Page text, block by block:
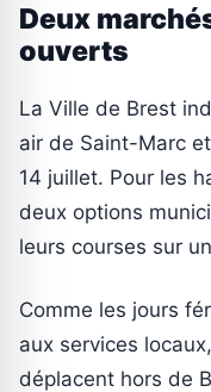
Deux
ouverts
La Ville de Brest
air de Saint-Marc
14 juillet. Pour les
deux options
leurs courses sur
Comme les jours
aux services
déplacent hors de